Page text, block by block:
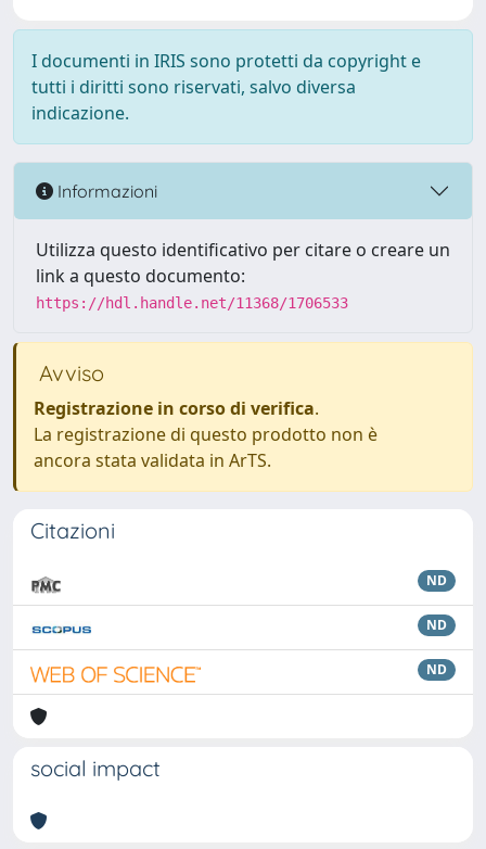
I documenti in IRIS sono protetti da copyright e
tutti i diritti sono riservati, salvo diversa
indicazione.
Informazioni
Utilizza questo identificativo per citare o creare un
link a questo documento:
https://hdl.handle.net/11368/1706533
Avviso
Registrazione in corso di verifica.
La registrazione di questo prodotto non è
ancora stata validata in ArTS.
Citazioni
ND
ND
ND
social impact